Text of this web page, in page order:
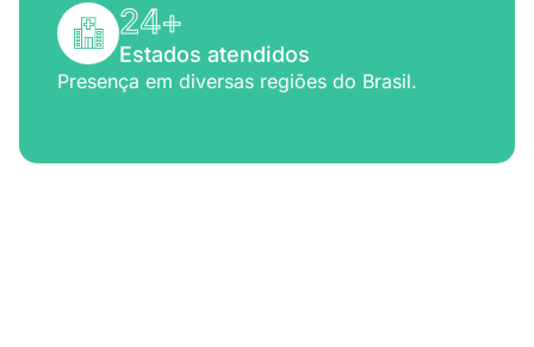
24+
Estados atendidos
Presença em diversas regiões do Brasil.